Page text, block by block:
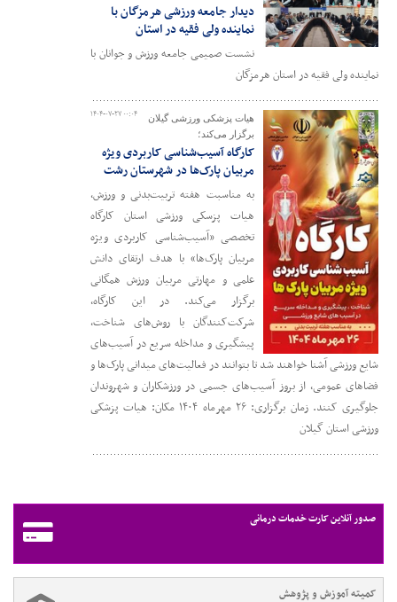
دیدار جامعه ورزشی هرمزگان با
نماینده ولی فقیه در استان
نشست صمیمی جامعه ورزش و جوانان با
نماینده ولی فقیه در استان هرمزگان
۱۴۰۴-۰۷-۲۷ ۰۰:۰۴
هیات پزشکی ورزشی گیلان
برگزار می‌کند؛
کارگاه آسیب‌شناسی کاربردی ویژه
مربیان پارک‌ها در شهرستان رشت
به مناسبت هفته تربیت‌بدنی و ورزش،
هیات پزسکی ورزشی استان کارگاه
تخصصی «آسیب‌شناسی کاربردی ویژه
مربیان پارک‌ها» با هدف ارتقای دانش
علمی و مهارتی مربیان ورزش همگانی
برگزار می‌کند. در این کارگاه،
شرکت‌کنندگان با روش‌های شناخت،
پیشگیری و مداخله سریع در آسیب‌های
شایع ورزشی آشنا خواهند شد تا بتوانند در فعالیت‌های میدانی پارک‌ها و
فضاهای عمومی، از بروز آسیب‌های جسمی در ورزشکاران و شهروندان
جلوگیری کنند. زمان برگزاری: ۲۶ مهرماه ۱۴۰۴ مکان: هیات پزشکی
ورزشی استان گیلان
صدور آنلاین کارت خدمات درمانی
کمیته آموزش و پژوهش